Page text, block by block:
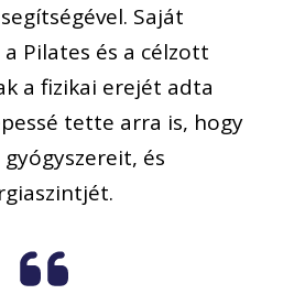
Saját
Pilates és a célzott
a fizikai erejét adta
tette arra is, hogy
és